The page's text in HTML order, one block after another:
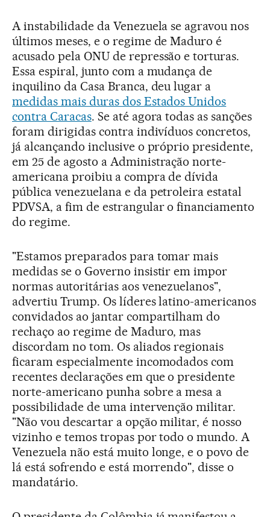
A instabilidade da Venezuela se agravou nos
últimos meses, e o regime de Maduro é
acusado pela ONU de repressão e torturas.
Essa espiral, junto com a mudança de
inquilino da Casa Branca, deu lugar a
medidas mais duras dos Estados Unidos
contra Caracas. Se até agora todas as sanções
foram dirigidas contra indivíduos concretos,
já alcançando inclusive o próprio presidente,
em 25 de agosto a Administração norte-
americana proibiu a compra de dívida
pública venezuelana e da petroleira estatal
PDVSA, a fim de estrangular o financiamento
do regime.
"Estamos preparados para tomar mais
medidas se o Governo insistir em impor
normas autoritárias aos venezuelanos",
advertiu Trump. Os líderes latino-americanos
convidados ao jantar compartilham do
rechaço ao regime de Maduro, mas
discordam no tom. Os aliados regionais
ficaram especialmente incomodados com
recentes declarações em que o presidente
norte-americano punha sobre a mesa a
possibilidade de uma intervenção militar.
"Não vou descartar a opção militar, é nosso
vizinho e temos tropas por todo o mundo. A
Venezuela não está muito longe, e o povo de
lá está sofrendo e está morrendo", disse o
mandatário.